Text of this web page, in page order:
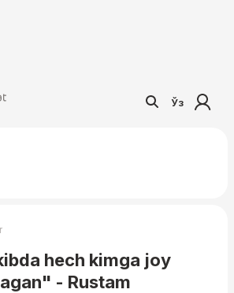
Ўз
hech kimga joy
- Rustam